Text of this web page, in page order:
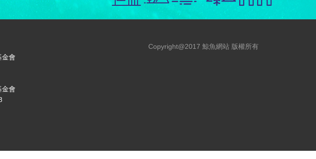
金會
金會
Copyright@2017 鯨魚網站 版權所有